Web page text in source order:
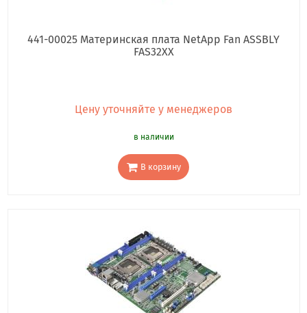
441-00025 Материнская плата NetApp Fan ASSBLY
FAS32XX
Цену уточняйте у менеджеров
в наличии
В корзину